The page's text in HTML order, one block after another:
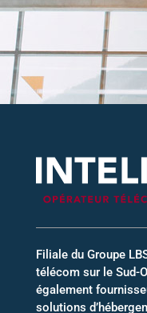
Filiale du Groupe
télécom sur le Sud-
également
solutions